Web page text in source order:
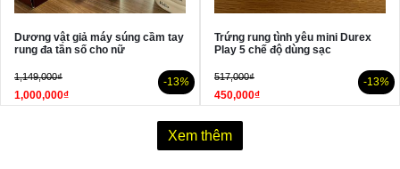
Dương vật giả máy súng cầm tay
rung đa tần số cho nữ
1,149,000₫
1,000,000₫
-13%
Trứng rung tình yêu mini Durex
Play 5 chế độ dùng sạc
517,000₫
450,000₫
-13%
Xem thêm